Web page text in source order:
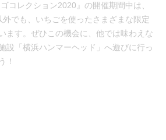
コレクション2020』の開催期間中は、
でも、いちごを使ったさまざまな限定
ます。ぜひこの機会に、他では味わえな
設「横浜ハンマーヘッド」へ遊びに行っ
！